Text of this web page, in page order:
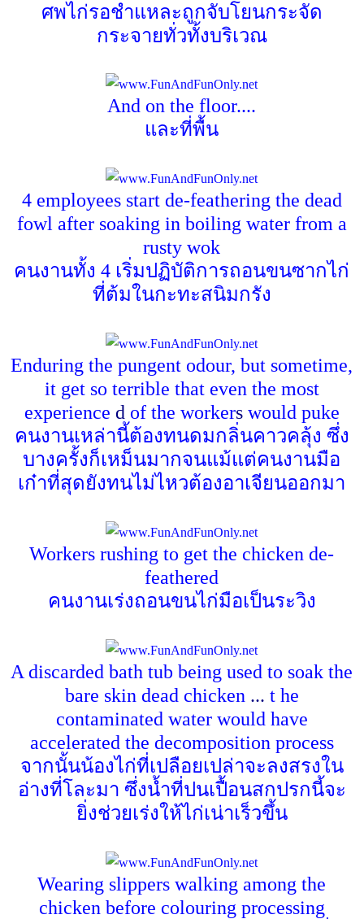
ศพไก่รอชำแหละถูกจับโยนกระจัด
กระจายทั่วทั้งบริเวณ
And on the floor....
และที่พื้น
4 employees start de-feathering the dead
fowl after soaking in boiling water from a
rusty wok
คนงานทั้ง4 เริ่มปฏิบัติการถอนขนซากไก่
ที่ต้มในกะทะสนิมกรัง
Enduring the pungent odour, but sometime,
it get so terrible that even the most
experience d of the workerswould puke
คนงานเหล่านี้ต้องทนดมกลิ่นคาวคลุ้ง ซึ่ง
บางครั้งก็เหม็นมากจนแม้แต่คนงานมือ
เก๋าที่สุดยังทนไม่ไหวต้องอาเจียนออกมา
Workers rushing to get the chicken de-
feathered
คนงานเร่งถอนขนไก่มือเป็นระวิง
A discarded bath tub being used to soak the
bare skin dead chicken ... t he
contaminated water would have
accelerated the decomposition process
จากนั้นน้องไก่ที่เปลือยเปล่าจะลงสรงใน
อ่างที่โละมา ซึ่งน้ำที่ปนเปื้อนสกปรกนี้จะ
ยิ่งช่วยเร่งให้ไก่เน่าเร็วขึ้น
Wearing slippers walking among the
chicken before colouring processing